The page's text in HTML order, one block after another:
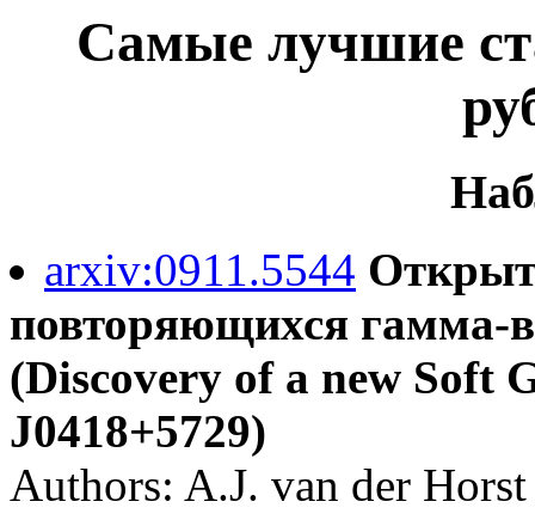
Самые лучшие
arxiv:0911.5544
повторяющихся гамма-
(Discovery of a new Soft
J0418+5729)
Authors: A.J. van der